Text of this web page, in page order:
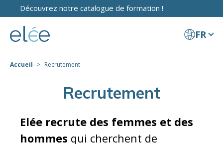
Découvrez notre catalogue de formation !
FR
Accueil Recrutement
Recrutement
Elée recrute des femmes et des
hommes qui cherchent de